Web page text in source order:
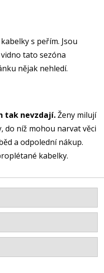
s peřím. Jsou
tato sezóna
nějak nehledí.
tak nevzdají.Ženy milují
do níž mohou narvat věci
a odpolední nákup.
kabelky.